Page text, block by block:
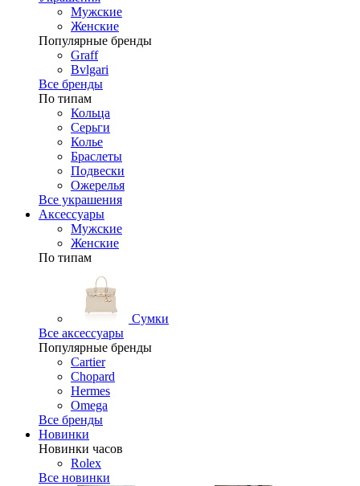
Мужские
Женские
Популярные бренды
Graff
Bvlgari
Все бренды
По типам
Кольца
Серьги
Колье
Браслеты
Подвески
Ожерелья
Все украшения
Аксессуары
Мужские
Женские
По типам
Сумки
Все аксессуары
Популярные бренды
Cartier
Chopard
Hermes
Omega
Все бренды
Новинки
Новинки часов
Rolex
Все новинки